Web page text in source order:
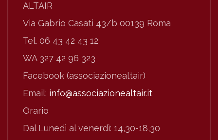
ALTAIR
Via Gabrio Casati 43/b 00139 Roma
Tel. 06 43 42 43 12
WA 327 42 96 323
Facebook (associazionealtair)
Email: info@associazionealtair.it
Orario
Dal Lunedì al venerdì: 14,30-18,30